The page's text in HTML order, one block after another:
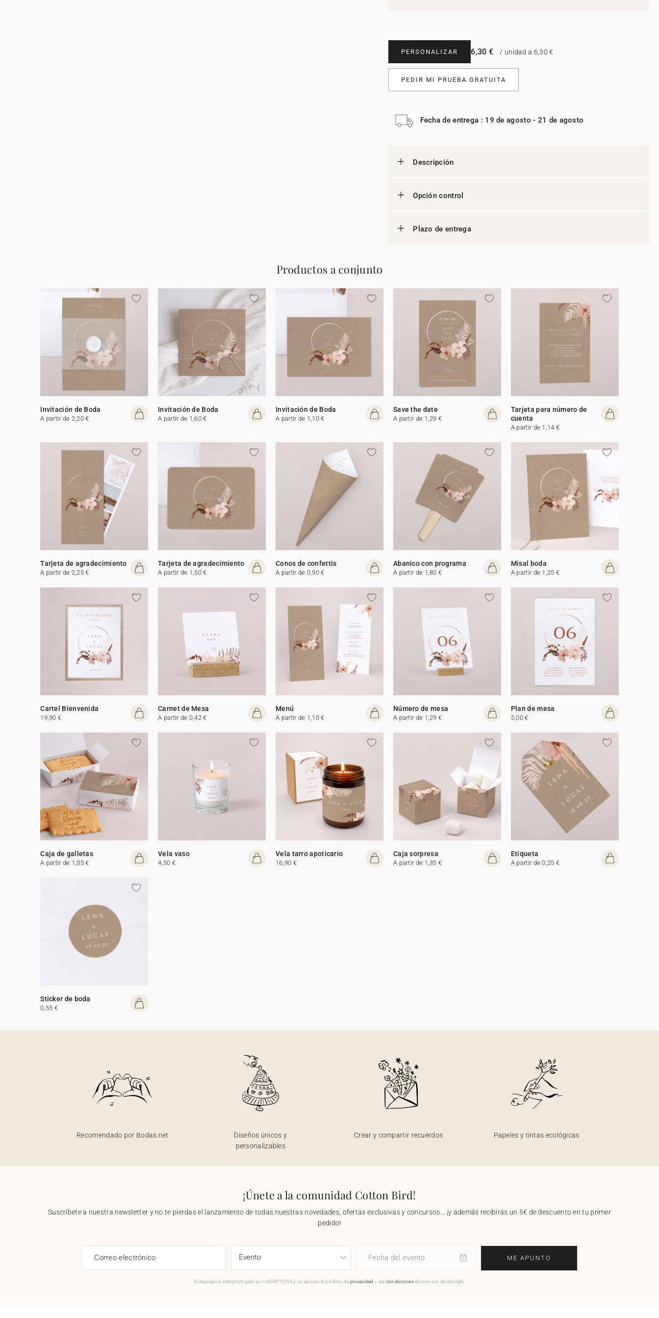
PERSONALIZAR 6,30 € / unidad a 6,30 €
PEDIR MI PRUEBA GRATUITA
Fecha de entrega : 19 de agosto - 21 de agosto
Descripción
Opción control
Plazo de entrega
Productos a conjunto
Invitación de Boda
A partir de 2,20 €
Invitación de Boda
A partir de 1,60 €
Invitación de Boda
A partir de 1,10 €
Save the date
A partir de 1,29 €
Tarjeta para número de
cuenta
A partir de 1,14 €
Tarjeta de agradecimiento
A partir de 2,25 €
Tarjeta de agradecimiento
A partir de 1,50 €
Conos de confettis
A partir de 0,90 €
Abanico con programa
A partir de 1,80 €
Misal boda
A partir de 1,25 €
Cartel Bienvenida
19,90 €
Carnet de Mesa
A partir de 0,42 €
Menú
A partir de 1,10 €
Número de mesa
A partir de 1,29 €
Plan de mesa
5,00 €
Caja de galletas
A partir de 1,35 €
Vela vaso
4,50 €
Vela tarro apoticario
16,90 €
Caja sorpresa
A partir de 1,35 €
Etiqueta
A partir de 0,25 €
Sticker de boda
0,55 €
Recomendado por Bodas.net
Diseños únicos y
personalizables
Crear y compartir recuerdos Papeles y tintas ecológicas
¡Únete a la comunidad Cotton Bird!
Suscríbete a nuestra newsletter y no te pierdas el lanzamiento de todas nuestras novedades, ofertas exclusivas y concursos... ¡y además recibirás un 5€ de descuento en tu primer
pedido!
Correo electrónico Fecha del evento ME APUNTO
Esta página está protegido por reCAPTCHA y se aplican la política de privacidad y las condicionesde servicio de Google.